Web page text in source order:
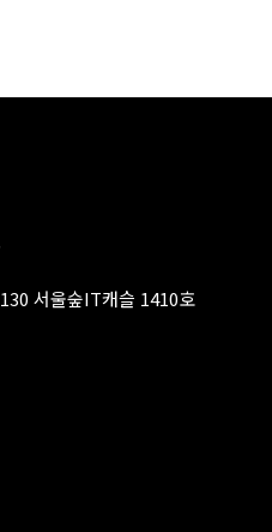
서울숲IT캐슬 1410호